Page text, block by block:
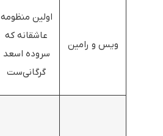
ویس و رامین
اولین منظومه
عاشقانه که
سروده اسعد
گرگانی‌ست